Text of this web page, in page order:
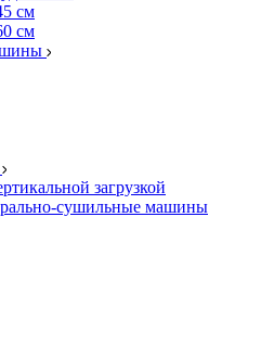
см
см
загрузкой
сушильные машины